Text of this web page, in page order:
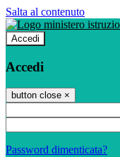
Salta al contenuto
Accedi
Accedi
button close ×
Password dimenticata?